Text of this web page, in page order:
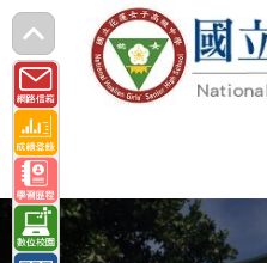
跳
轉
至
主
要
內
容